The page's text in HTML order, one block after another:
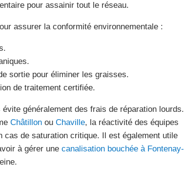
pour assainir tout le réseau.
assurer la conformité environnementale :
sortie pour éliminer les graisses.
de traitement certifiée.
généralement des frais de réparation lourds.
Châtillonou Chaville, la réactivité des équipes
cas de saturation critique. Il est également utile
à gérer une canalisation bouchée à Fontenay-